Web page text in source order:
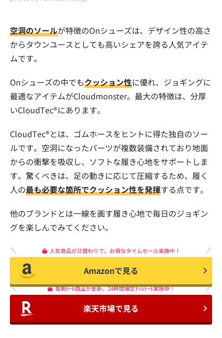
空洞のソールが特徴のOnシューズは、デザイン性の高さ
からタウンユースとしても高いシェアを誇る人気アイテ
ムです。
Onシューズの中でもクッション性に優れ、ジョギングに
最適なアイテムがCloudmonster。最大の特徴は、分​厚
い​CloudTec®にあります。
CloudTec®とは、ゴムホースをヒントに得た独自のソー
ルです。空洞になったパーツが複数装備されており地面
からの衝撃を吸収し、ソフトな履き心地をサポートしま
す。驚くべきは、足の動きに応じて圧縮するため、履く
人の最も必要な箇所でクッション性を発揮する点です。
他のブランドとは一線を画す履き心地で毎日のジョギン
グを楽しんでみてください。
人気商品が日替わりで。お得なタイムセール実施中！
Amazonで見る
毎朝ｾｰﾙ商品が更新。24時間限定ﾀｲﾑｾｰﾙ実施中！
楽天市場で見る